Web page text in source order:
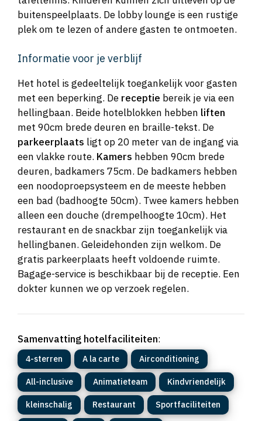
buitenspeelplaats. De lobby lounge is een rustige
plek om te lezen of andere gasten te ontmoeten.
Informatie voor je verblijf
Het hotel is gedeeltelijk toegankelijk voor gasten
met een beperking. De receptie bereik je via een
hellingbaan. Beide hotelblokken hebben liften
met 90cm brede deuren en braille-tekst. De
parkeerplaats ligt op 20 meter van de ingang via
een vlakke route. Kamers hebben 90cm brede
deuren, badkamers 75cm. De badkamers hebben
een noodoproepsysteem en de meeste hebben
een bad (badhoogte 50cm). Twee kamers hebben
alleen een douche (drempelhoogte 10cm). Het
restaurant en de snackbar zijn toegankelijk via
hellingbanen. Geleidehonden zijn welkom. De
gratis parkeerplaats heeft voldoende ruimte.
Bagage-service is beschikbaar bij de receptie. Een
dokter kunnen we op verzoek regelen.
Samenvatting hotelfaciliteiten:
4-sterren A la carte Airconditioning
All-inclusive Animatieteam Kindvriendelijk
kleinschalig Restaurant Sportfaciliteiten